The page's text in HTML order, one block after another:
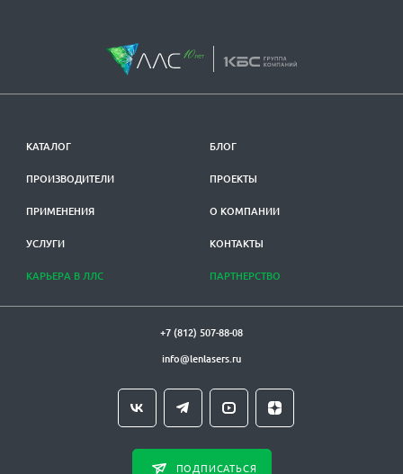
КАТАЛОГ
ПРОИЗВОДИТЕЛИ
ПРИМЕНЕНИЯ
УСЛУГИ
КАРЬЕРА В ЛЛС
БЛОГ
ПРОЕКТЫ
О КОМПАНИИ
КОНТАКТЫ
ПАРТНЕРСТВО
+7 (812) 507-88-08
info@lenlasers.ru
ПОДПИСАТЬСЯ